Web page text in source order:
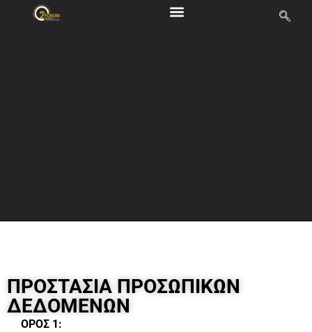
ΠΡΟΣΤΑΣΙΑ ΠΡΟΣΩΠΙΚΩΝ
ΔΕΔΟΜΕΝΩΝ
ΟΡΟΣ 1: